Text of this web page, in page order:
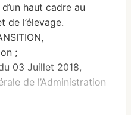
haut cadre au
de l’élevage.
;
03 Juillet 2018,
de l’Administration